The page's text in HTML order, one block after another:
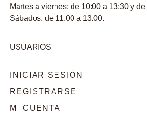
Martes a viernes: de 10:00 a 13:30 y
Sábados: de 11:00 a 13:00.
USUARIOS
INICIAR SESIÓN
REGISTRARSE
MI CUENTA